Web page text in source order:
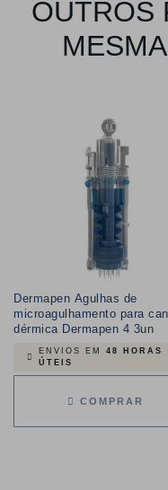
OUTROS
Dermapen Agulhas de
microagulhamento para
dérmica Dermapen 4 3un
ENVIOS EM 48 HORAS
ÚTEIS
COMPRAR